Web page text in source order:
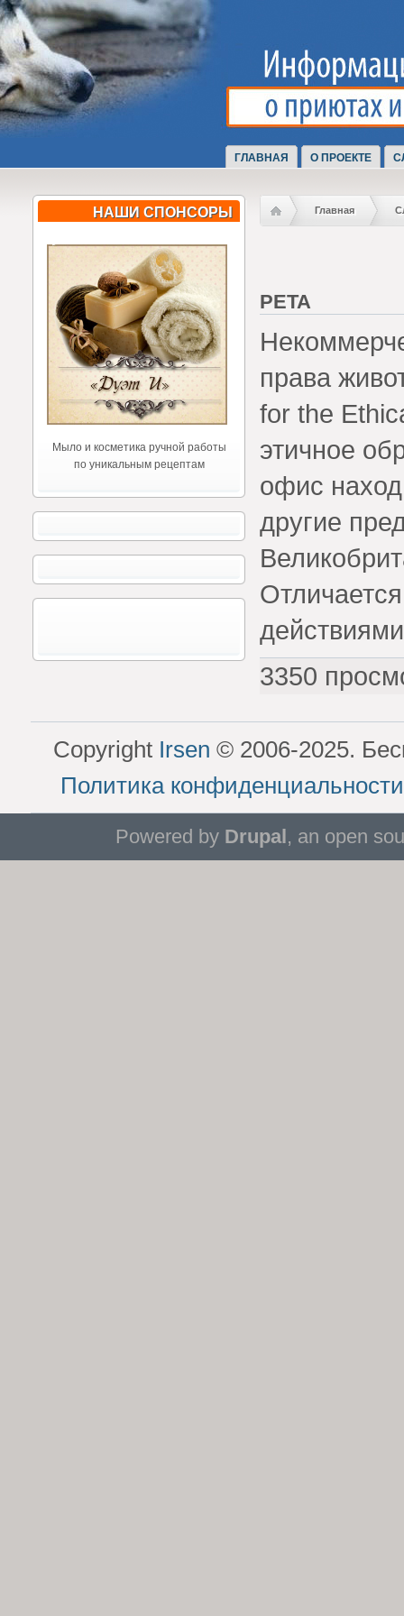
ГЛАВНАЯ О ПРОЕКТЕ
НАШИ СПОНСОРЫ
Мыло и косметика ручной работы
по уникальным рецептам
Главная
PETA
права
for the
этичное
офис
другие
3350
Copyright Irsen © 2006-2025.
Политика
Powered by Drupal, an open